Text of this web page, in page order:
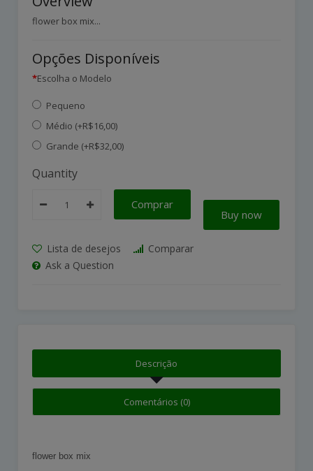
flower box mix...
Opções Disponíveis
Escolha o Modelo
Pequeno
Médio (+R$16,00)
Grande (+R$32,00)
Quantity
Comprar
Buy now
Lista de desejos
Comparar
Ask a Question
Descrição
Comentários (0)
flower box mix